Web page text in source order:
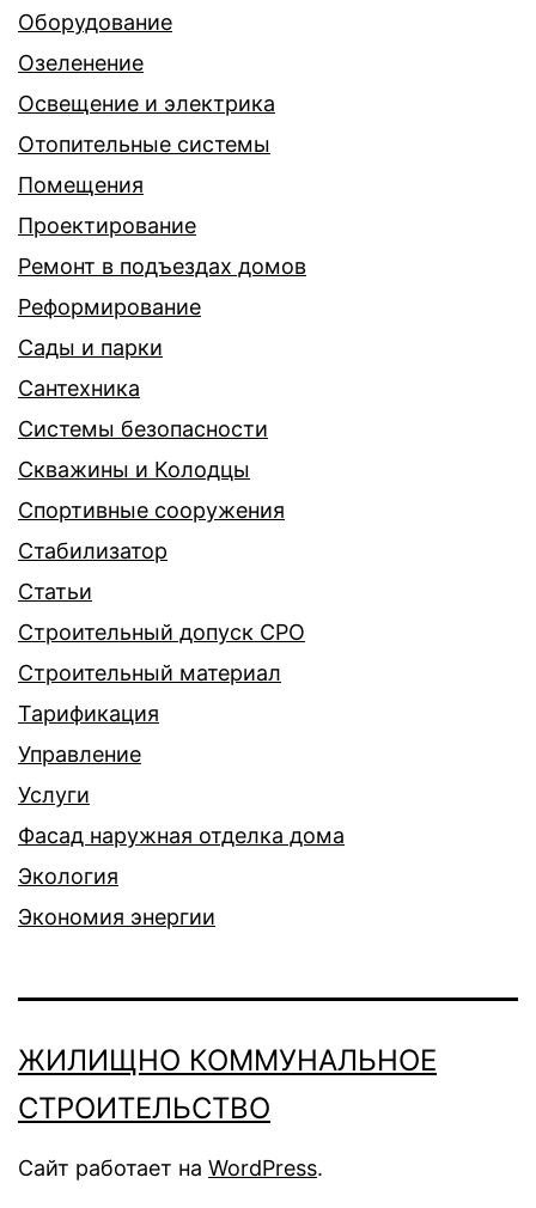
Оборудование
Озеленение
Освещение и электрика
Отопительные системы
Помещения
Проектирование
Ремонт в подъездах домов
Реформирование
Сады и парки
Сантехника
Системы безопасности
Скважины и Колодцы
Спортивные сооружения
Стабилизатор
Статьи
Строительный допуск СРО
Строительный материал
Тарификация
Управление
Услуги
Фасад наружная отделка дома
Экология
Экономия энергии
ЖИЛИЩНО КОММУНАЛЬНОЕ
СТРОИТЕЛЬСТВО
Сайт работает на WordPress.